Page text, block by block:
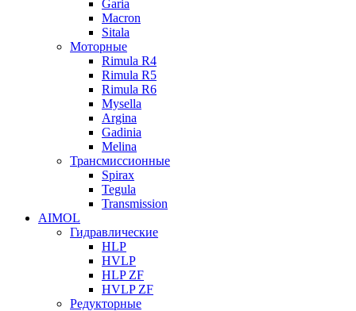
Garia
Macron
Sitala
Моторные
Rimula R4
Rimula R5
Rimula R6
Mysella
Argina
Gadinia
Melina
Трансмиссионные
Spirax
Tegula
Transmission
AIMOL
Гидравлические
HLP
HVLP
HLP ZF
HVLP ZF
Редукторные